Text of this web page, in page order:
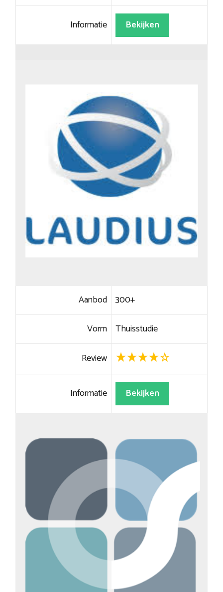
Informatie Bekijken
Aanbod 300+
Vorm Thuisstudie
Review
Informatie Bekijken